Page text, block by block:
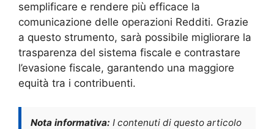
semplificare e rendere più efficace la
comunicazione delle operazioni Redditi. Grazie
a questo strumento, sarà possibile migliorare la
trasparenza del sistema fiscale e contrastare
l’evasione fiscale, garantendo una maggiore
equità tra i contribuenti.
Nota informativa: I contenuti di questo articolo